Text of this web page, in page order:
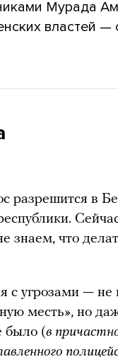
Мурада
властей —
разрешится в
знаем, что
с угрозами —
месть», но
было (в